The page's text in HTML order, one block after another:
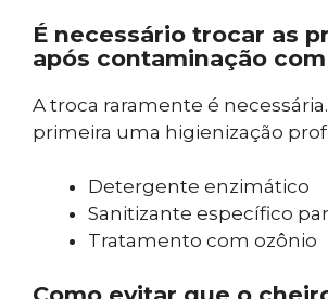
É necessário trocar as
após contaminação
A troca raramente é
primeira uma higienização
Detergente enzimático
Sanitizante específico
Tratamento com ozônio